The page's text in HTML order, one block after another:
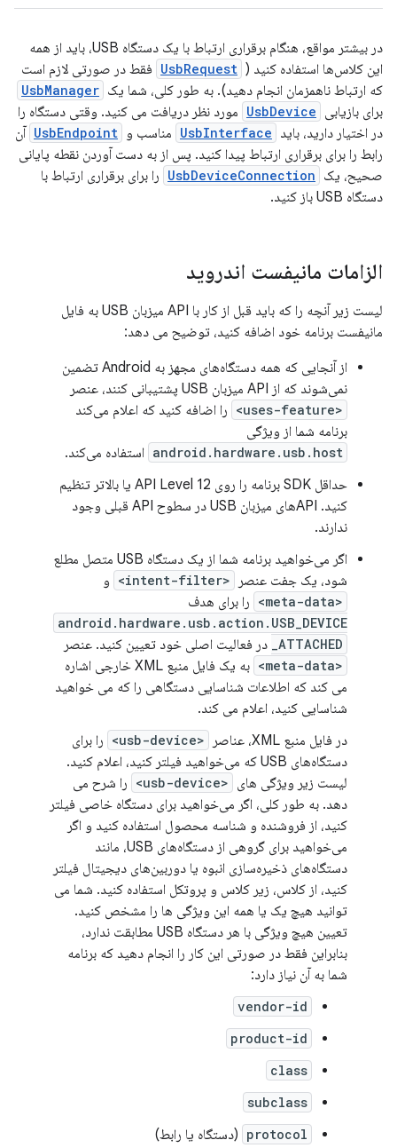
در بیشتر مواقع، هنگام برقراری ارتباط با یک دستگاه USB، باید از همه
این کلاس‌ها استفاده کنید ( UsbRequest فقط در صورتی لازم است
که ارتباط ناهمزمان انجام دهید). به طور کلی، شما یک UsbManager
برای بازیابی UsbDevice مورد نظر دریافت می کنید. وقتی دستگاه را
در اختیار دارید، باید UsbInterface مناسب و UsbEndpoint آن
رابط را برای برقراری ارتباط پیدا کنید. پس از به دست آوردن نقطه پایانی
صحیح، یک UsbDeviceConnection را برای برقراری ارتباط با
دستگاه USB باز کنید.
الزامات مانیفست اندروید
لیست زیر آنچه را که باید قبل از کار با API میزبان USB به فایل
مانیفست برنامه خود اضافه کنید، توضیح می دهد:
از آنجایی که همه دستگاه‌های مجهز به Android تضمین
نمی‌شوند که از API میزبان USB پشتیبانی کنند، عنصر
<uses-feature>
را اضافه کنید که اعلام می‌کند
برنامه شما از ویژگی
android.hardware.usb.host استفاده می‌کند.
حداقل SDK برنامه را روی API Level 12 یا بالاتر تنظیم
کنید. APIهای میزبان USB در سطوح API قبلی وجود
ندارند.
اگر می‌خواهید برنامه شما از یک دستگاه USB متصل مطلع
شود، یک جفت عنصر
<intent-filter> و
<meta-data> را برای هدف
android.hardware.usb.action.USB_DEVICE
_ATTACHED
در فعالیت اصلی خود تعیین کنید. عنصر
<meta-data>
به یک فایل منبع XML خارجی اشاره
می کند که اطلاعات شناسایی دستگاهی را که می خواهید
شناسایی کنید، اعلام می کند.
در فایل منبع XML، عناصر
<usb-device>
را برای
دستگاه‌های USB که می‌خواهید فیلتر کنید، اعلام کنید.
لیست زیر ویژگی های <usb-device>
را شرح می
دهد. به طور کلی، اگر می‌خواهید برای دستگاه خاصی فیلتر
کنید، از فروشنده و شناسه محصول استفاده کنید و اگر
می‌خواهید برای گروهی از دستگاه‌های USB، مانند
دستگاه‌های ذخیره‌سازی انبوه یا دوربین‌های دیجیتال فیلتر
کنید، از کلاس، زیر کلاس و پروتکل استفاده کنید. شما می
توانید هیچ یک یا همه این ویژگی ها را مشخص کنید.
تعیین هیچ ویژگی با هر دستگاه USB مطابقت ندارد،
بنابراین فقط در صورتی این کار را انجام دهید که برنامه
شما به آن نیاز دارد:
vendor-id
product-id
class
subclass
protocol (دستگاه یا رابط)